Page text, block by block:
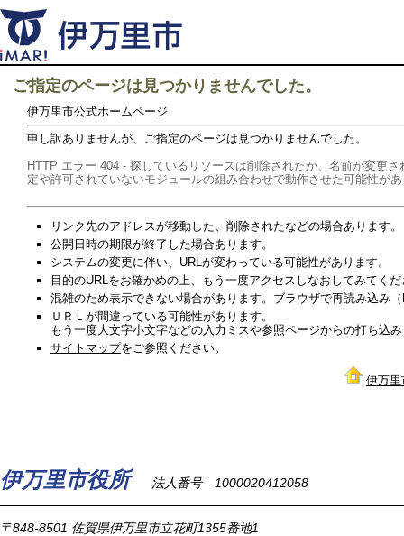
ご指定のページは見つかりませんでした。
伊万里市公式ホームページ
申し訳ありませんが、ご指定のページは見つかりませんでした。
HTTP エラー 404 - 探しているリソースは削除されたか、名前が変更
定や許可されていないモジュールの組み合わせで動作させた可能性が
リンク先のアドレスが移動した、削除されたなどの場合あります。
公開日時の期限が終了した場合あります。
システムの変更に伴い、URLが変わっている可能性があります。
目的のURLをお確かめの上、もう一度アクセスしなおしてみてく
混雑のため表示できない場合があります。ブラウザで再読み込み
ＵＲＬが間違っている可能性があります。
もう一度大文字小文字などの入力ミスや参照ページからの打ち込
サイトマップをご参照ください。
伊万里
伊万里市役所 法人番号 1000020412058
〒848-8501 佐賀県伊万里市立花町1355番地1